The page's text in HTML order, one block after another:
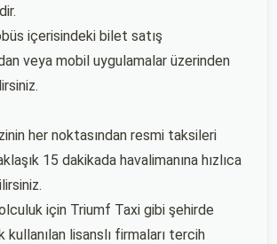
içerisindeki bilet satış
veya mobil uygulamalar üzerinden
her noktasından resmi taksileri
15 dakikada havalimanına hızlıca
için Triumf Taxi gibi şehirde
kullanılan lisanslı firmaları tercih